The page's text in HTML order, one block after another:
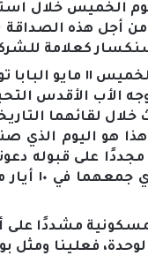
الخميس خلال
أجل هذه
كعلامة
استقبل البابا فرنسيس
الأب الأقدس
هو اليوم الذي
على قبوله
مشددًا على
فعلينا ومثل